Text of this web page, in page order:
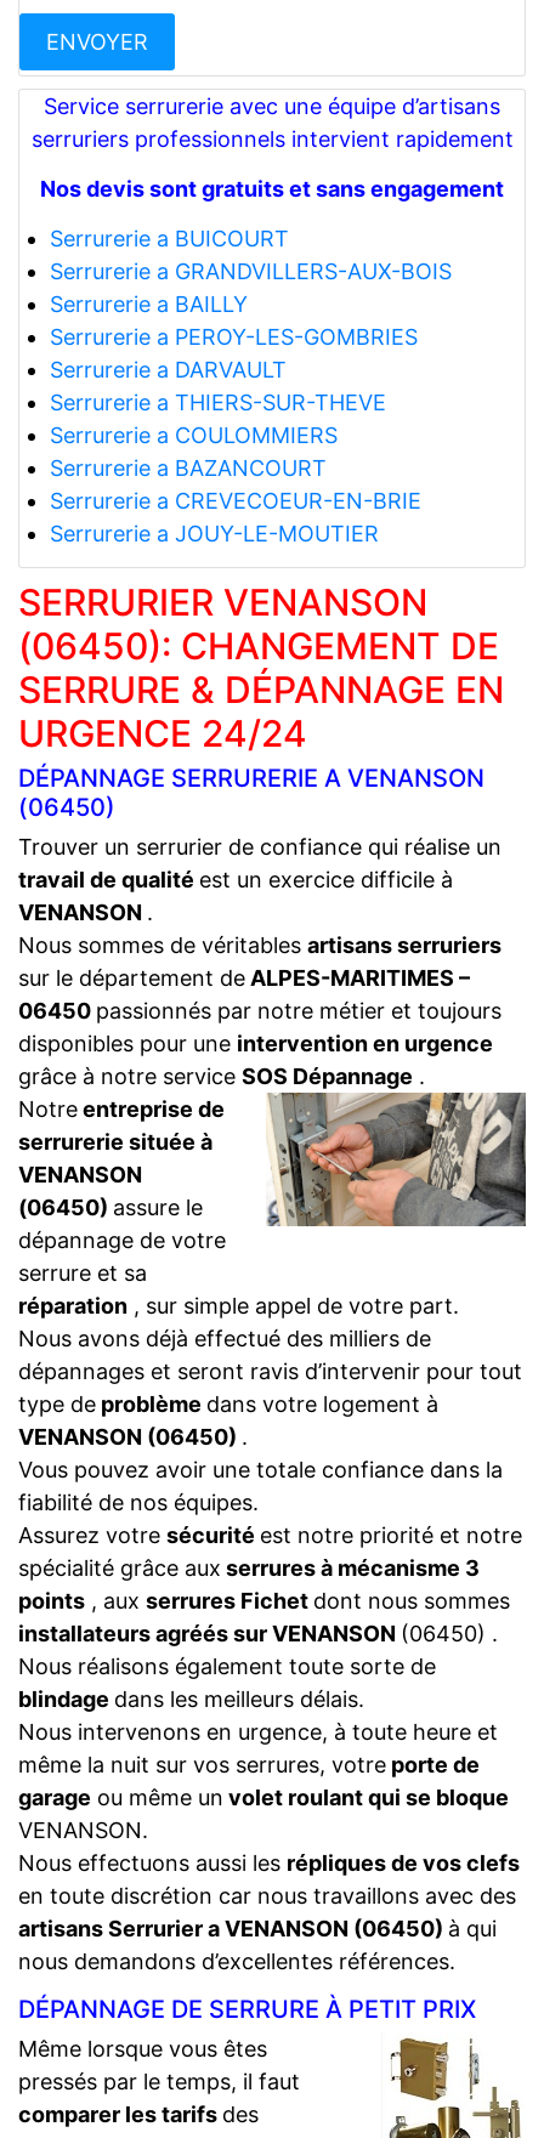
Service serrurerie avec une équipe d’artisans
serruriers professionnels intervient rapidement
Nos devis sont gratuits et sans engagement
Serrurerie a BUICOURT
Serrurerie a GRANDVILLERS-AUX-BOIS
Serrurerie a BAILLY
Serrurerie a PEROY-LES-GOMBRIES
Serrurerie a DARVAULT
Serrurerie a THIERS-SUR-THEVE
Serrurerie a COULOMMIERS
Serrurerie a BAZANCOURT
Serrurerie a CREVECOEUR-EN-BRIE
Serrurerie a JOUY-LE-MOUTIER
SERRURIER VENANSON
(06450): CHANGEMENT DE
SERRURE & DÉPANNAGE EN
URGENCE 24/24
DÉPANNAGE SERRURERIE A VENANSON
(06450)
Trouver un serrurier de confiance qui réalise un
travail de qualité est un exercice difficile à
VENANSON .
Nous sommes de véritables artisans serruriers
sur le département deALPES-MARITIMES –
06450 passionnés par notre métier et toujours
disponibles pour une intervention en urgence
grâce à notre service SOS Dépannage .
Notreentreprise de
serrurerie située à
VENANSON
(06450) assure le
dépannage de votre
serrure et sa
réparation , sur simple appel de votre part.
Nous avons déjà effectué des milliers de
dépannages et seront ravis d’intervenir pour tout
type de problème dans votre logement à
VENANSON (06450) .
Vous pouvez avoir une totale confiance dans la
fiabilité de nos équipes.
Assurez votre sécurité est notre priorité et notre
spécialité grâce aux serrures à mécanisme 3
points , aux serrures Fichet dont nous sommes
installateurs agréés sur VENANSON (06450) .
Nous réalisons également toute sorte de
blindage dans les meilleurs délais.
Nous intervenons en urgence, à toute heure et
même la nuit sur vos serrures, votre porte de
garage ou même un volet roulant qui se bloque
VENANSON.
Nous effectuons aussi les répliques de vos clefs
en toute discrétion car nous travaillons avec des
artisans Serrurier a VENANSON (06450) à qui
nous demandons d’excellentes références.
DÉPANNAGE DE SERRURE À PETIT PRIX
Même lorsque vous êtes
pressés par le temps, il faut
comparer les tarifs des